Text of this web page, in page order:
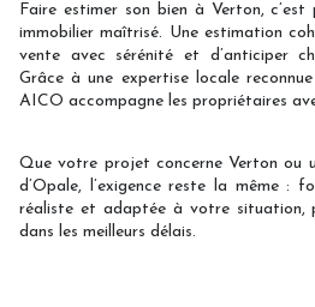
Faire estimer son bien à Verton, c’est
immobilier maîtrisé. Une estimation
vente avec sérénité et d’anticiper
Grâce à une expertise locale
AICO accompagne les propriétaires
Que votre projet concerne Verton ou
d’Opale, l’exigence reste la même :
réaliste et adaptée à votre situation,
dans les meilleurs délais.